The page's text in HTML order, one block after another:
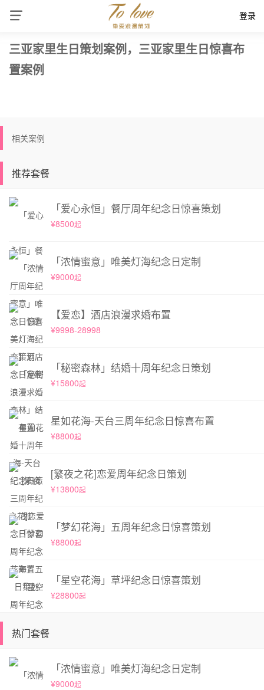
登录
三亚家里生日策划案例，三亚家里生日惊喜布
置案例
相关案例
推荐套餐
「爱心永恒」餐厅周年纪念日惊喜策划
¥8500起
「浓情蜜意」唯美灯海纪念日定制
¥9000起
【爱恋】酒店浪漫求婚布置
¥9998-28998
「秘密森林」结婚十周年纪念日策划
¥15800起
星如花海-天台三周年纪念日惊喜布置
¥8800起
[繁夜之花]恋爱周年纪念日策划
¥13800起
「梦幻花海」五周年纪念日惊喜策划
¥8800起
「星空花海」草坪纪念日惊喜策划
¥28800起
热门套餐
「浓情蜜意」唯美灯海纪念日定制
¥9000起